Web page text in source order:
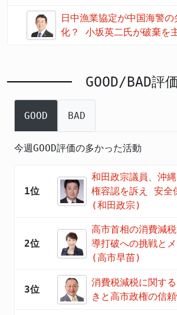
日中漁業協定が中国海警
化？ 小坂英二氏が破棄を
GOOD/BAD評
GOOD BAD
今週GOOD評価の多かった活動
1位
和田政宗議員、沖
権容認を訴え 安全
(和田政宗)
2位
高市首相の消費減
導打破への挑戦と
(高市早苗)
3位
消費税減税に関す
きと高市政権の信